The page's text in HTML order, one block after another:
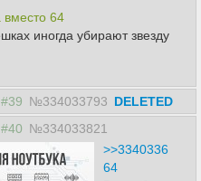
вместо 64
иногда убирают звезду
#39 №334033793 DELETED
#40 №334033821
>>3340336
64